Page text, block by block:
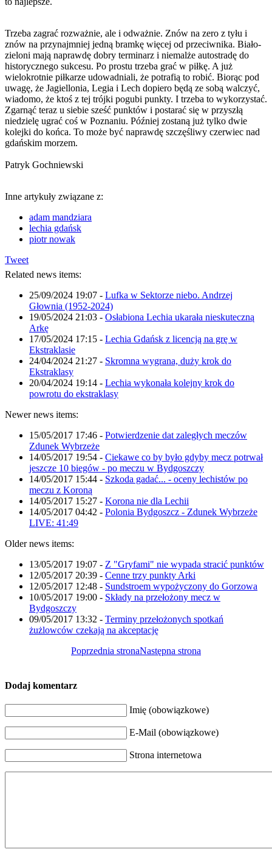
Trzeba zagrać rozważnie, ale i odważnie. Znów na zero z tyłu i
znów na przynajmniej jedną bramkę więcej od przeciwnika. Biało-
zieloni mają naprawdę dobry terminarz i niemalże autostradę do
historycznego sukcesu. Po prostu trzeba grać w piłkę. A już
wielokrotnie piłkarze udowadniali, że potrafią to robić. Biorąc pod
uwagę, że Jagiellonia, Legia i Lech dopiero będą ze sobą walczyć,
wiadomo, że ktoś z tej trójki pogubi punkty. I trzeba to wykorzystać.
Zgarnąć teraz u siebie sześć punktów i postarać się w przyszłą
niedzielę ugrać coś w Poznaniu. Później zostaną już tylko dwie
kolejki do końca. To może być naprawdę szczęśliwy czerwiec nad
gdańskim morzem.
Patryk Gochniewski
Inne artykuły związane z:
adam mandziara
lechia gdańsk
piotr nowak
Tweet
Related news items:
25/09/2024 19:07 - Lufka w Sektorze niebo. Andrzej
Głownia (1952-2024)
19/05/2024 21:03 - Osłabiona Lechia ukarała nieskuteczną
Arkę
17/05/2024 17:15 - Lechia Gdańsk z licencją na grę w
Ekstraklasie
24/04/2024 21:27 - Skromna wygrana, duży krok do
Ekstraklasy
20/04/2024 19:14 - Lechia wykonała kolejny krok do
powrotu do ekstraklasy
Newer news items:
15/05/2017 17:46 - Potwierdzenie dat zaległych meczów
Zdunek Wybrzeże
14/05/2017 19:54 - Ciekawe co by było gdyby mecz potrwał
jeszcze 10 biegów - po meczu w Bydgoszczy
14/05/2017 15:44 - Szkoda gadać... - oceny lechistów po
meczu z Koroną
14/05/2017 15:27 - Korona nie dla Lechii
14/05/2017 04:42 - Polonia Bydgoszcz - Zdunek Wybrzeże
LIVE: 41:49
Older news items:
13/05/2017 19:07 - Z "Gryfami" nie wypada stracić punktów
12/05/2017 20:39 - Cenne trzy punkty Arki
12/05/2017 12:48 - Sundstroem wypożyczony do Gorzowa
10/05/2017 19:00 - Składy na przełożony mecz w
Bydgoszczy
09/05/2017 13:32 - Terminy przełożonych spotkań
żużlowców czekają na akceptację
Poprzednia stronaNastępna strona
Dodaj komentarz
Imię (obowiązkowe)
E-Mail (obowiązkowe)
Strona internetowa